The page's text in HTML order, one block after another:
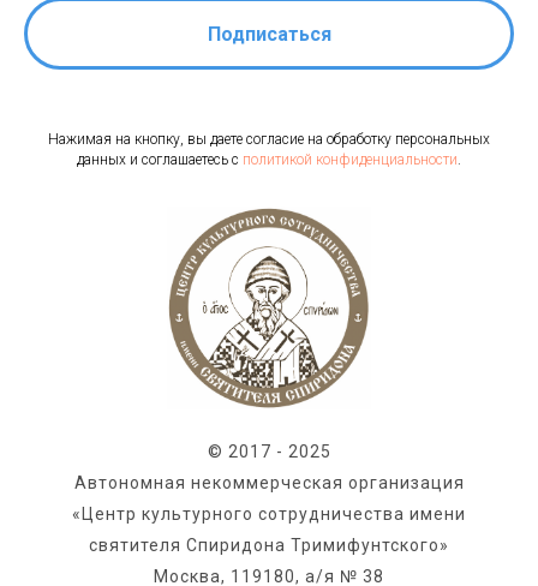
Подписаться
Нажимая на кнопку, вы даете согласие на обработку персональных
данных и соглашаетесь c политикой конфиденциальности.
© 2017 - 2025
Автономная некоммерческая организация
«Центр культурного сотрудничества имени
святителя Спиридона Тримифунтского»
Москва, 119180, а/я № 38